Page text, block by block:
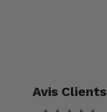
Avis Clients